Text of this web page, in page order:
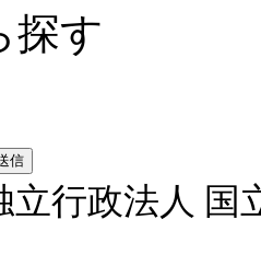
探す
立行政法人 国